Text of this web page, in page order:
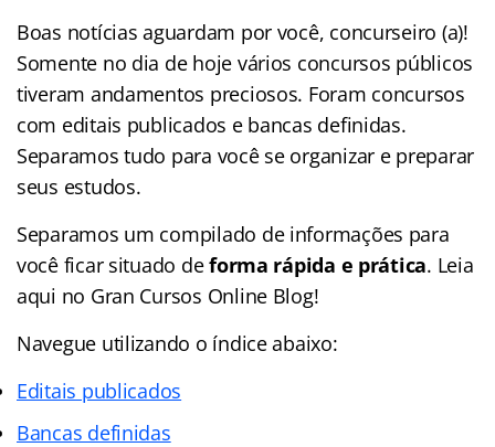
Boas notícias aguardam por você, concurseiro (a)!
Somente no dia de hoje vários concursos públicos
tiveram andamentos preciosos. Foram concursos
com editais publicados e bancas definidas.
Separamos tudo para você se organizar e preparar
seus estudos.
Separamos um compilado de informações para
você ficar situado deforma rápida e prática. Leia
aqui no Gran Cursos Online Blog!
Navegue utilizando o índiceabaixo:
Editais publicados
Bancas definidas